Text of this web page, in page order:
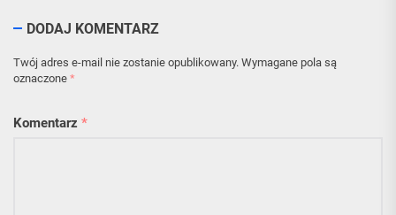
DODAJ KOMENTARZ
Twój adres e-mail nie zostanie opublikowany. Wymagane pola są
oznaczone *
Komentarz *